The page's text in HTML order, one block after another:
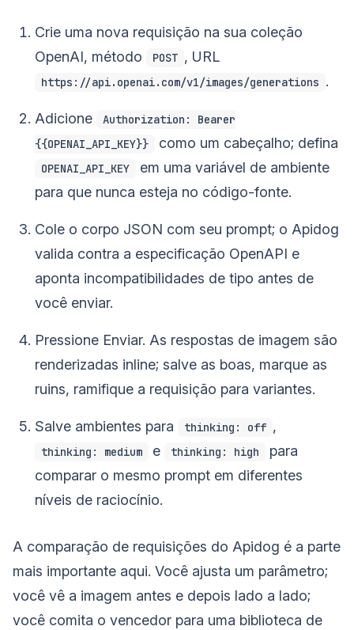
Crie uma nova requisição na sua coleção
OpenAI, método
POST , URL
https://api.openai.com/v1/images/generations .
Adicione
Authorization: Bearer
{{OPENAI_API_KEY}}
como um cabeçalho; defina
OPENAI_API_KEY
em uma variável de ambiente
para que nunca esteja no código-fonte.
Cole o corpo JSON com seu prompt; o Apidog
valida contra a especificação OpenAPI e
aponta incompatibilidades de tipo antes de
você enviar.
Pressione Enviar. As respostas de imagem são
renderizadas inline; salve as boas, marque as
ruins, ramifique a requisição para variantes.
Salve ambientes para thinking: off ,
thinking: medium e thinking: high
para
comparar o mesmo prompt em diferentes
níveis de raciocínio.
A comparação de requisições do Apidog é a parte
mais importante aqui. Você ajusta um parâmetro;
você vê a imagem antes e depois lado a lado;
você comita o vencedor para uma biblioteca de